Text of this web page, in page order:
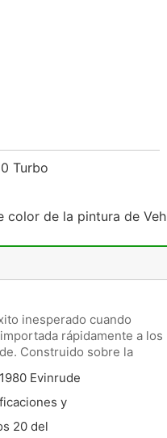
Turbo
color de la pintura de
inesperado cuando
rápidamente a los
Construido sobre la
acciones no sólo los
Evinrude
y
20 del